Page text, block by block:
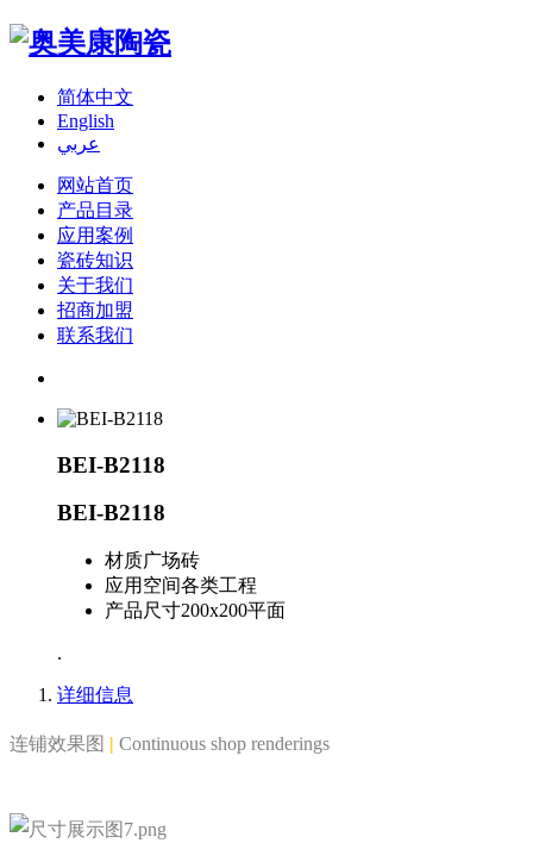
简体中文
English
عربي
网站首页
产品目录
应用案例
瓷砖知识
关于我们
招商加盟
联系我们
BEI-B2118
BEI-B2118
材质广场砖
应用空间各类工程
产品尺寸200x200平面
.
详细信息
连铺效果图 | Continuous shop renderings